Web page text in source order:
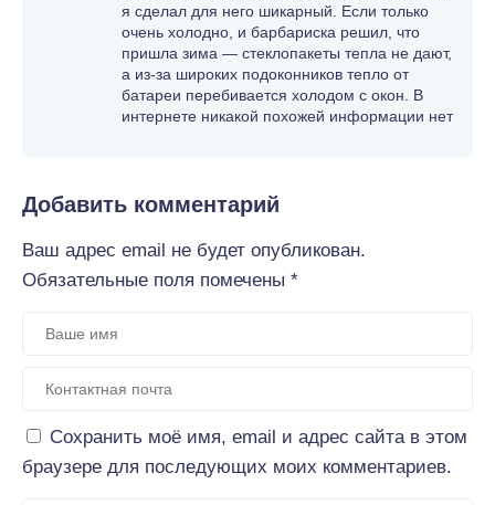
я сделал для него шикарный. Если только
очень холодно, и барбариска решил, что
пришла зима — стеклопакеты тепла не дают,
а из-за широких подоконников тепло от
батареи перебивается холодом с окон. В
интернете никакой похожей информации нет
Добавить комментарий
Ваш адрес email не будет опубликован.
Обязательные поля помечены *
Сохранить моё имя, email и адрес сайта в этом
браузере для последующих моих комментариев.